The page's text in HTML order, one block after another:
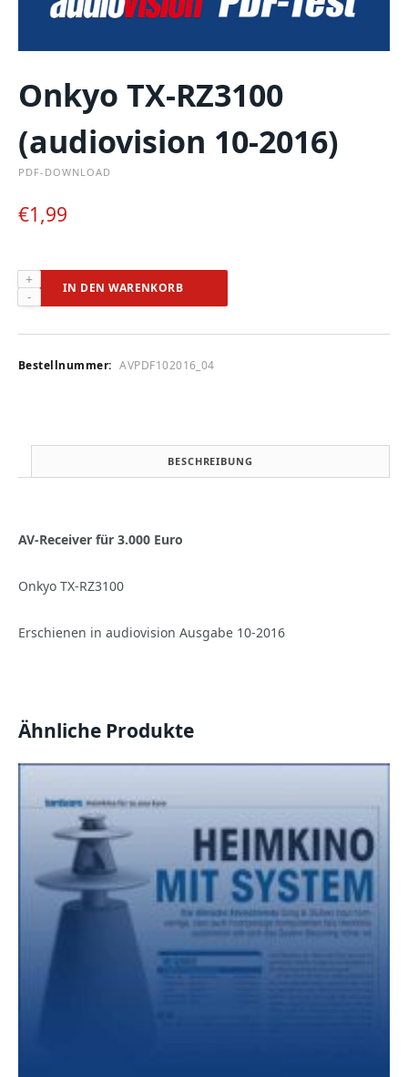
Onkyo TX-RZ3100
(audiovision 10-2016)
PDF-DOWNLOAD
€1,99
Onkyo
TX-
(audiovision
2016)
IN DEN WARENKORB
Bestellnummer: AVPDF102016_04
BESCHREIBUNG
AV-Receiver für 3.000 Euro
Onkyo TX-RZ3100
Erschienen in audiovision Ausgabe 10-2016
Ähnliche Produkte